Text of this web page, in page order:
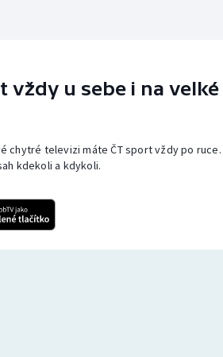
vždy u sebe i na velké
chytré televizi máte ČT sport vždy po ruce.
kdekoli a kdykoli.